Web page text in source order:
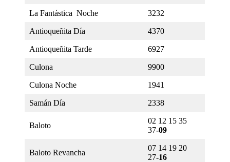
La Fantástica Noche 3232
Antioqueñita Día 4370
Antioqueñita Tarde 6927
Culona 9900
Culona Noche 1941
Samán Día 2338
Baloto
02 12 15 35
37-09
Baloto Revancha
07 14 19 20
27-16